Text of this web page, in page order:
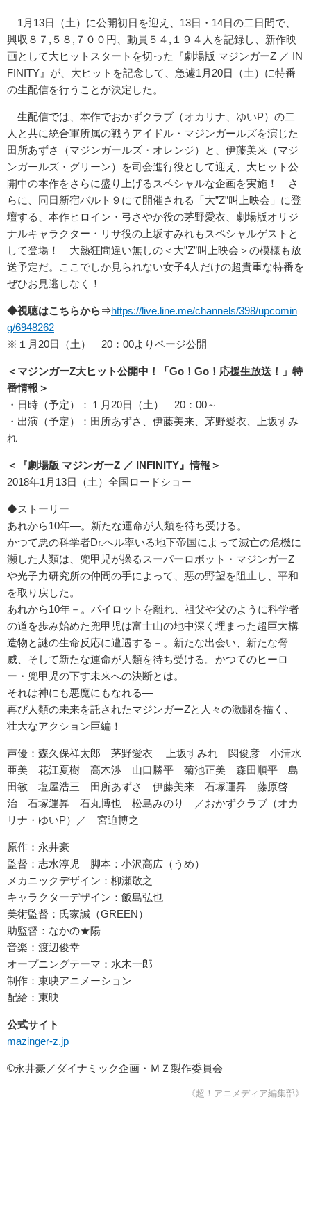
1月13日（土）に公開初日を迎え、13日・14日の二日間で、
興収８７,５８,７００円、 動員５４,１９４人を記録し、新作映
画として大ヒットスタートを切った『劇場版 マジンガーZ ／ IN
FINITY』が、大ヒットを記念して、急遽1月20日（土）に特番
の生配信を行うことが決定した。
生配信では、本作でおかずクラブ（オカリナ、ゆいP） の二
人と共に統合軍所属の戦うアイドル・ マジンガールズを演じた
田所あずさ（マジンガールズ・オレンジ）
と、伊藤美来（マジ
ンガールズ・グリーン）
を司会進行役として迎え、 大ヒット公
開中の本作をさらに盛り上げるスペシャルな企画を実施！ さ
らに、同日新宿バルト９にて開催される「大”Z”叫上映会」に登
壇する、本作ヒロイン・弓さやか役の茅野愛衣、 劇場版オリジ
ナルキャラクター・ リサ役の上坂すみれもスペシャルゲストと
して登場！ 大熱狂間違い無しの＜大”Z”叫上映会＞の模様も放
送予定だ。
ここでしか見られない女子4人だけの超貴重な特番を
ぜひお見逃しなく！
◆視聴はこちらから⇒https://live.line.me/channels/398/upcomin
g/6948262
※１月20日（土） 20：00よりページ公開
＜マジンガーZ大ヒット公開中！「Go！Go！応援生放送！」 特
番情報＞
・日時（予定）：１月20日（土） 20：00～
・出演（予定）：田所あずさ、伊藤美来、茅野愛衣、上坂すみ
れ
＜『劇場版 マジンガーZ ／ INFINITY』情報＞
2018年1月13日（土）全国ロードショー
◆ストーリー
あれから10年―。新たな運命が人類を待ち受ける。
かつて悪の科学者Dr.ヘル率いる地下帝国によって滅亡の危機に
瀕した人類は、兜甲児が操るスーパーロボット・マジンガーZ
や光子力研究所の仲間の手によって、悪の野望を阻止し、平和
を取り戻した。
あれから10年－。パイロットを離れ、祖父や父のように科学者
の道を歩み始めた兜甲児は富士山の地中深く埋まった超巨大構
造物と謎の生命反応に遭遇する－。新たな出会い、新たな脅
威、そして新たな運命が人類を待ち受ける。かつてのヒーロ
ー・兜甲児の下す未来への決断とは。
それは神にも悪魔にもなれる―
再び人類の未来を託されたマジンガーZと人々の激闘を描く、
壮大なアクション巨編！
声優：森久保祥太郎 茅野愛衣 上坂すみれ 関俊彦 小清水
亜美 花江夏樹 高木渉 山口勝平 菊池正美 森田順平 島
田敏 塩屋浩三 田所あずさ 伊藤美来 石塚運昇 藤原啓
治 石塚運昇 石丸博也 松島みのり ／おかずクラブ（オカ
リナ・ゆいP）／ 宮迫博之
原作：永井豪
監督：志水淳児 脚本：小沢高広（うめ）
メカニックデザイン：柳瀬敬之
キャラクターデザイン：飯島弘也
美術監督：氏家誠（GREEN）
助監督：なかの★陽
音楽：渡辺俊幸
オープニングテーマ：水木一郎
制作：東映アニメーション
配給：東映
公式サイト
mazinger-z.jp
©永井豪／ダイナミック企画・ＭＺ製作委員会
《超！アニメディア編集部》